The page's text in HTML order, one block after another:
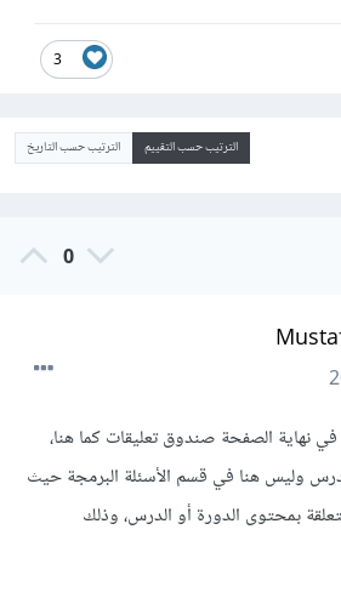
3
الترتيب حسب التقييم الترتيب حسب التاريخ
0
الصفحة صندوق تعليقات كما هنا،
وليس هنا في قسم الأسئلة البرمجة حيث
بمحتوى الدورة أو الدرس، وذلك